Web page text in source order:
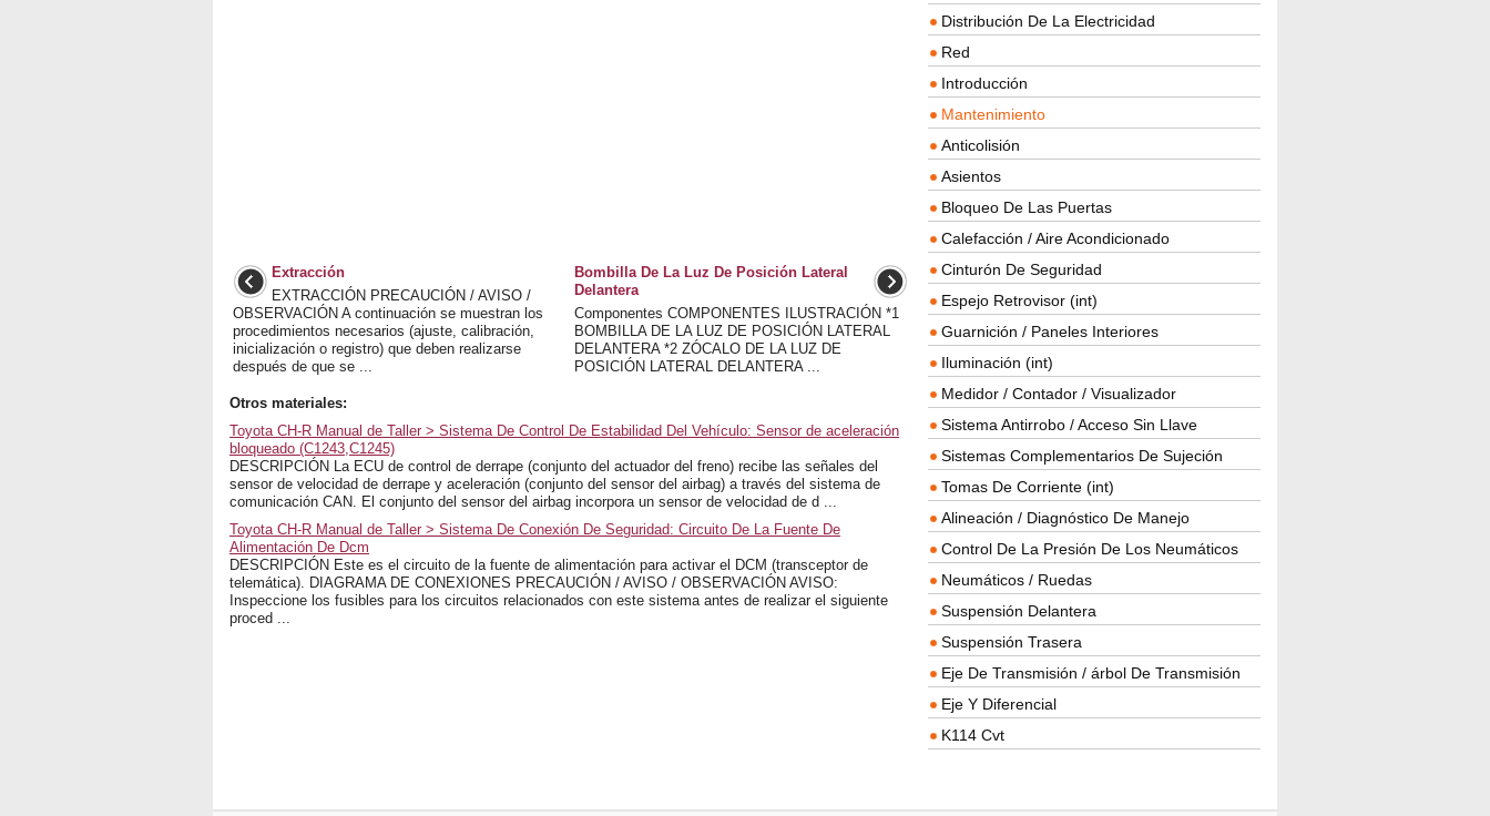
Extracción
EXTRACCIÓN PRECAUCIÓN / AVISO /
OBSERVACIÓN A continuación se muestran los
procedimientos necesarios (ajuste, calibración,
inicialización o registro) que deben realizarse
después de que se ...
Bombilla De La Luz De Posición Lateral
Delantera
Componentes COMPONENTES ILUSTRACIÓN *1
BOMBILLA DE LA LUZ DE POSICIÓN LATERAL
DELANTERA *2 ZÓCALO DE LA LUZ DE
POSICIÓN LATERAL DELANTERA ...
Otros materiales:
Toyota CH-R Manual de Taller > Sistema De Control De Estabilidad Del Vehículo: Sensor de aceleración
bloqueado (C1243,C1245)
DESCRIPCIÓN La ECU de control de derrape (conjunto del actuador del freno) recibe las señales del
sensor de velocidad de derrape y aceleración (conjunto del sensor del airbag) a través del sistema de
comunicación CAN. El conjunto del sensor del airbag incorpora un sensor de velocidad de d ...
Toyota CH-R Manual de Taller > Sistema De Conexión De Seguridad: Circuito De La Fuente De
Alimentación De Dcm
DESCRIPCIÓN Este es el circuito de la fuente de alimentación para activar el DCM (transceptor de
telemática). DIAGRAMA DE CONEXIONES PRECAUCIÓN / AVISO / OBSERVACIÓN AVISO:
Inspeccione los fusibles para los circuitos relacionados con este sistema antes de realizar el siguiente
proced ...
Distribución De La Electricidad
Red
Introducción
Mantenimiento
Anticolisión
Asientos
Bloqueo De Las Puertas
Calefacción / Aire Acondicionado
Cinturón De Seguridad
Espejo Retrovisor (int)
Guarnición / Paneles Interiores
Iluminación (int)
Medidor / Contador / Visualizador
Sistema Antirrobo / Acceso Sin Llave
Sistemas Complementarios De Sujeción
Tomas De Corriente (int)
Alineación / Diagnóstico De Manejo
Control De La Presión De Los Neumáticos
Neumáticos / Ruedas
Suspensión Delantera
Suspensión Trasera
Eje De Transmisión / árbol De Transmisión
Eje Y Diferencial
K114 Cvt